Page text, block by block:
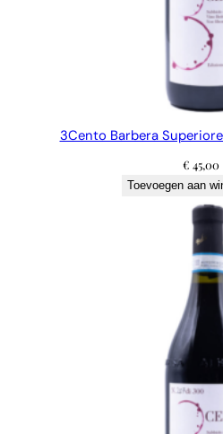
3Cento Barbera
€ 45,00
Toevoegen aan